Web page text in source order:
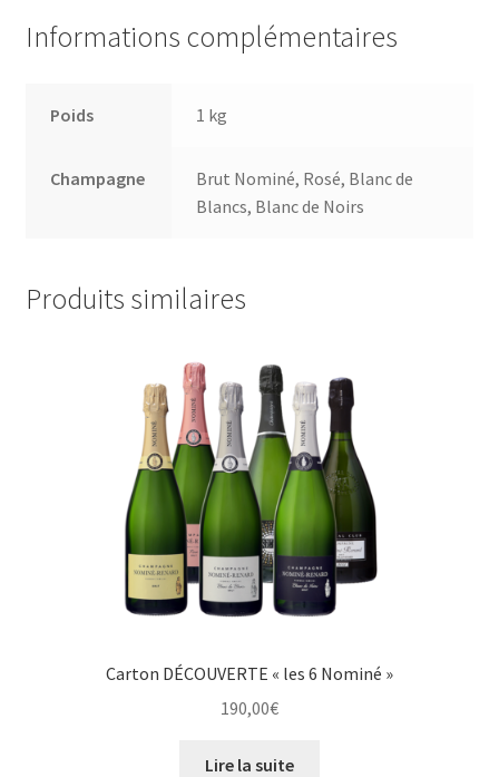
Informations complémentaires
Poids 1 kg
Champagne
Brut Nominé, Rosé, Blanc de
Blancs, Blanc de Noirs
Produits similaires
Carton DÉCOUVERTE « les 6 Nominé »
190,00€
Lire la suite